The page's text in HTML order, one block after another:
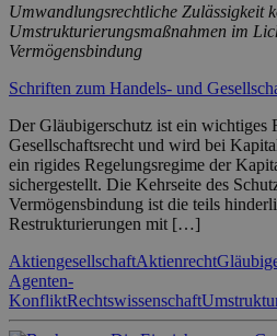
Umwandlungsrechtliche Zulässigkeit
Umstrukturierungsmaßnahmen im
Vermögensbindung
Schriften zum Handels- und
Der Gläubigerschutz ist ein wichtiges
Gesellschaftsrecht und wird bei
ein rigides Regelungsregime der
sichergestellt. Die Kehrseite des
Vermögensbindung ist die teils
Restrukturierungen mit […]
AktiengesellschaftAktienrecht
Agenten-
KonfliktRechtswissenschaft